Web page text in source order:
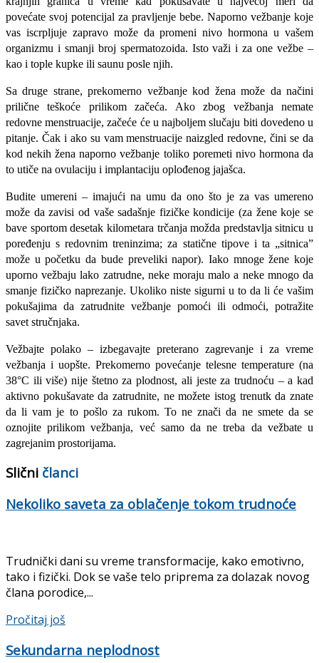
povećate svoj potencijal za pravljenje bebe. Naporno vežbanje koje
vas iscrpljuje zapra­vo može da promeni nivo hormona u va­šem
organizmu i smanji broj spermatozoida. Isto važi i za one vežbe –
kao i tople kupke ili saunu posle njih.
Sa druge strane, prekomerno vežbanje kod žena može da načini
prilične teškoće prilikom začeća. Ako zbog vežbanja nemate
redovne menstruacije, začeće će u najboljem slučaju biti dovedeno u
pitanje. Čak i ako su vam menstruacije naizgled redovne, čini se da
kod nekih žena naporno vežbanje toliko pore­meti nivo hormona da
to utiče na ovulaci­ju i implantaciju oplođenog jajašca.
Budite umereni – imajući na umu da ono što je za vas umereno
može da zavisi od vaše sadašnje fizičke kondicije (za žene koje se
bave sportom desetak kilometara tr­čanja možda predstavlja sitnicu u
poređenju s redovnim treninzima; za statične tipove i ta „sitnica”
može u početku da bude preve­liki napor). Iako mnoge žene koje
uporno vežbaju lako zatrudne, neke moraju malo a neke mnogo da
smanje fizičko naprezanje. Ukoliko niste sigurni u to da li će vašim
po­kušajima da zatrudnite vežbanje pomoći ili odmoći, potražite
savet stručnjaka.
Vežbajte polako – izbegavajte preterano zagrevanje i za vreme
vežbanja i uopšte. Prekomerno povećanje telesne temperature (na
38°C ili više) nije štetno za plodnost, ali jeste za trudnoću – a kad
aktivno pokuša­vate da zatrudnite, ne možete istog trenutk da znate
da li vam je to pošlo za rukom. To ne znači da ne smete da se
oznojite pri­likom vežbanja, već samo da ne treba da vežbate u
zagrejanim prostorijama.
Slični članci
Nekoliko saveta za oblačenje tokom trudnoće
Trudnički dani su vreme transformacije, kako emotivno,
tako i fizički. Dok se vaše telo priprema za dolazak novog
člana porodice,...
Pročitaj još
Sekundarna neplodnost